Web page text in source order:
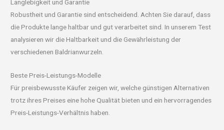
Langlebigkeit und Garantie
Robustheit und Garantie sind entscheidend. Achten Sie darauf, dass
die Produkte lange haltbar und gut verarbeitet sind. In unserem Test
analysieren wir die Haltbarkeit und die Gewährleistung der
verschiedenen Baldrianwurzeln.
Beste Preis-Leistungs-Modelle
Für preisbewusste Käufer zeigen wir, welche günstigen Alternativen
trotz ihres Preises eine hohe Qualität bieten und ein hervorragendes
Preis-Leistungs-Verhältnis haben.